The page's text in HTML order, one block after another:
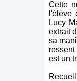
Cette
l'élève
Lucy
extrait
sa
est un